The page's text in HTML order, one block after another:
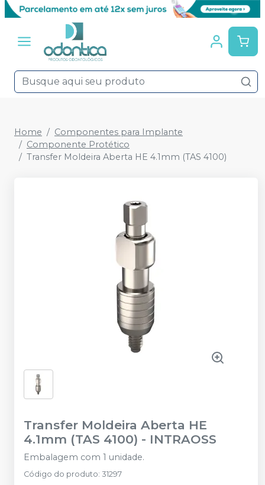
Home
Componentes para Implante
Componente Protético
Transfer Moldeira Aberta HE 4.1mm (TAS 4100)
Transfer Moldeira Aberta HE
4.1mm (TAS 4100) - INTRAOSS
Embalagem com 1 unidade.
Código do produto: 31297